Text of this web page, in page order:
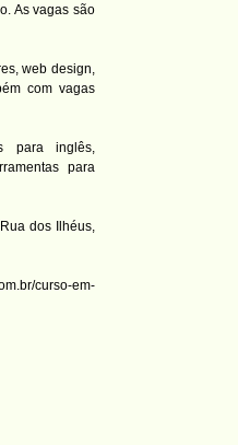
As vagas são
web design,
com vagas
para inglês,
para
dos Ilhéus,
curso-em-